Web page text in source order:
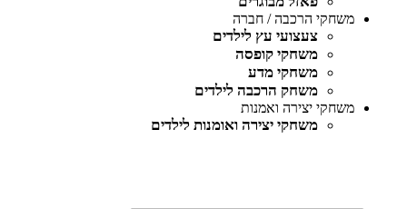
משחקי הרכבה / חברה
צעצועי עץ לילדים
משחקי קופסה
משחקי מדע
משחק הרכבה לילדים
משחקי יצירה ואמנות
משחקי יצירה ואומנות לילדים